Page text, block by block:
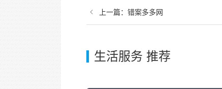
上一篇： 错案多多网
生活服务 推荐